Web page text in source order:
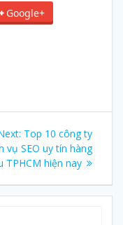
Google+
Next
post:
Top 10 công ty
vụ SEO uy tín hàng
TPHCM hiện nay